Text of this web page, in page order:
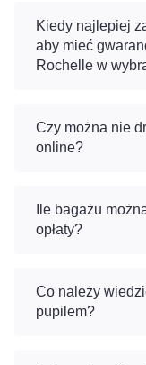
Kiedy najlepiej
aby mieć
Rochelle w
Czy można nie
online?
Ile bagażu
opłaty?
Co należy
pupilem?